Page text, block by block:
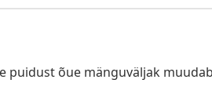
puidust õue mänguväljak